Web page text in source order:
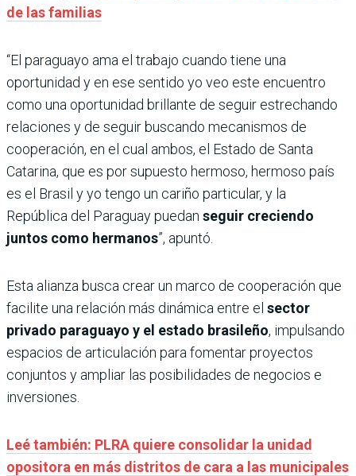
de las familias
“El paraguayo ama el trabajo cuando tiene una
oportunidad y en ese sentido yo veo este encuentro
como una oportunidad brillante de seguir estrechando
relaciones y de seguir buscando mecanismos de
cooperación, en el cual ambos, el Estado de Santa
Catarina, que es por supuesto hermoso, hermoso país
es el Brasil y yo tengo un cariño particular, y la
República del Paraguay puedan seguir creciendo
juntos como hermanos”, apuntó.
Esta alianza busca crear un marco de cooperación que
facilite una relación más dinámica entre el sector
privado paraguayo y el estado brasileño, impulsando
espacios de articulación para fomentar proyectos
conjuntos y ampliar las posibilidades de negocios e
inversiones.
Leé también: PLRA quiere consolidar la unidad
opositora en más distritos de cara a las municipales